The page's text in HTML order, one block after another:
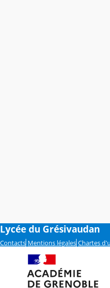
Lycée du Grésivaudan
Contacts Mentions légales Chartes